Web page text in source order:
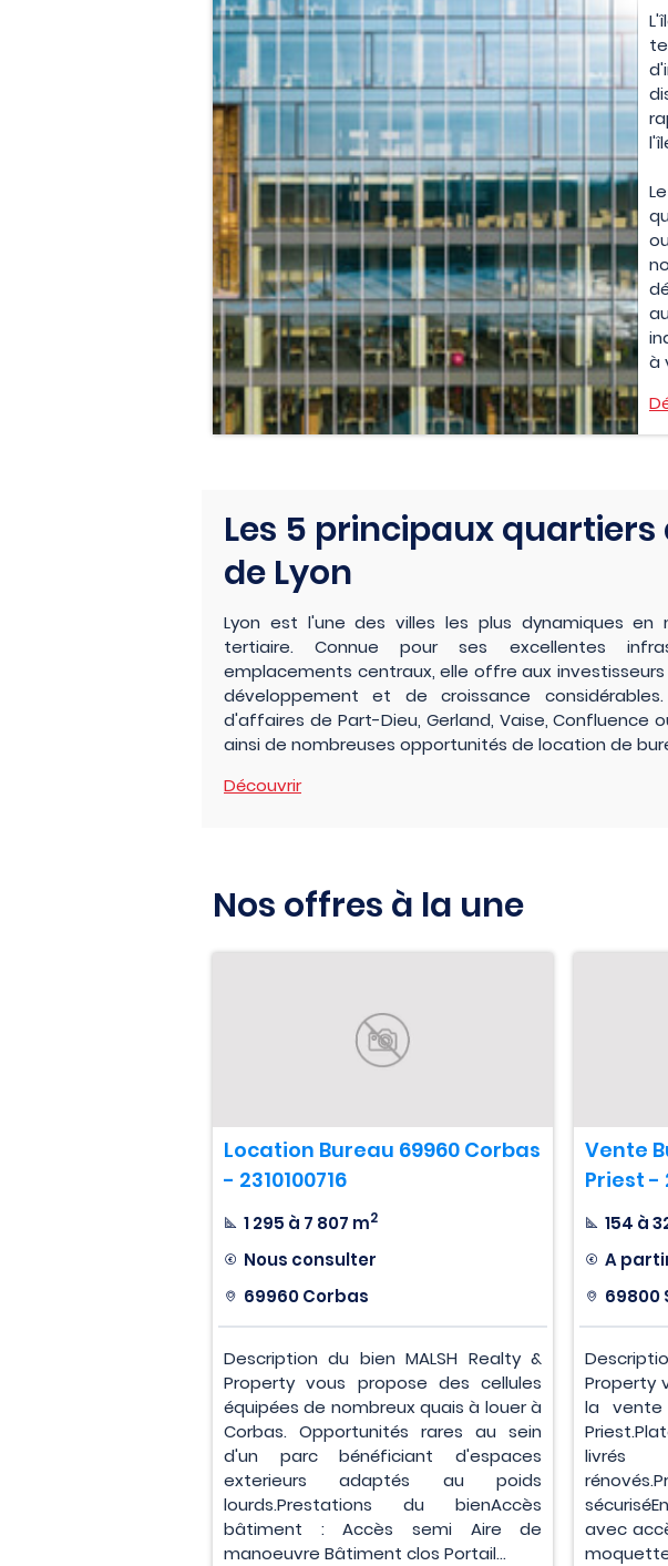
à
Les 5 principaux
de Lyon
Lyon est l'une des villes les plus dynamiques en
tertiaire. Connue pour ses excellentes
emplacements centraux, elle offre aux
développement et de croissance
d'affaires de Part-Dieu, Gerland, Vaise, Confluence
ainsi de nombreuses opportunités de location de
Découvrir
Nos offres à la une
Location Bureau 69960 Corbas
- 2310100716
1 295 à 7 807 m2
Nous consulter
69960 Corbas
Description du bien MALSH Realty &
Property vous propose des cellules
équipées de nombreux quais à louer à
Corbas. Opportunités rares au sein
d'un parc bénéficiant d'espaces
exterieurs adaptés au poids
lourds.Prestations du bienAccès
bâtiment : Accès semi Aire de
manoeuvre Bâtiment clos Portail...
Vente
Priest -
154 à
A
69800
Property
la
livrés
avec
moquette